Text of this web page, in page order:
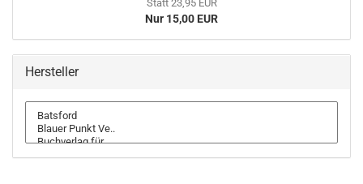
Statt 23,95 EUR
Nur 15,00 EUR
Hersteller